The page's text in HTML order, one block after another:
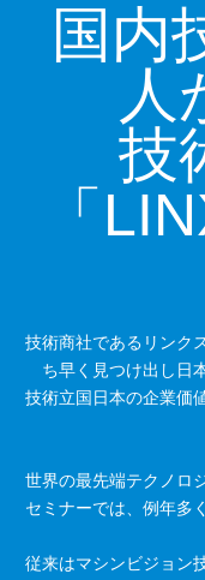
国内
人
技
「
技術商社であるリンク
ち早く見つけ出し日
技術立国日本の企業価
世界の最先端テクノロ
セミナーでは、例年多
従来はマシンビジョン